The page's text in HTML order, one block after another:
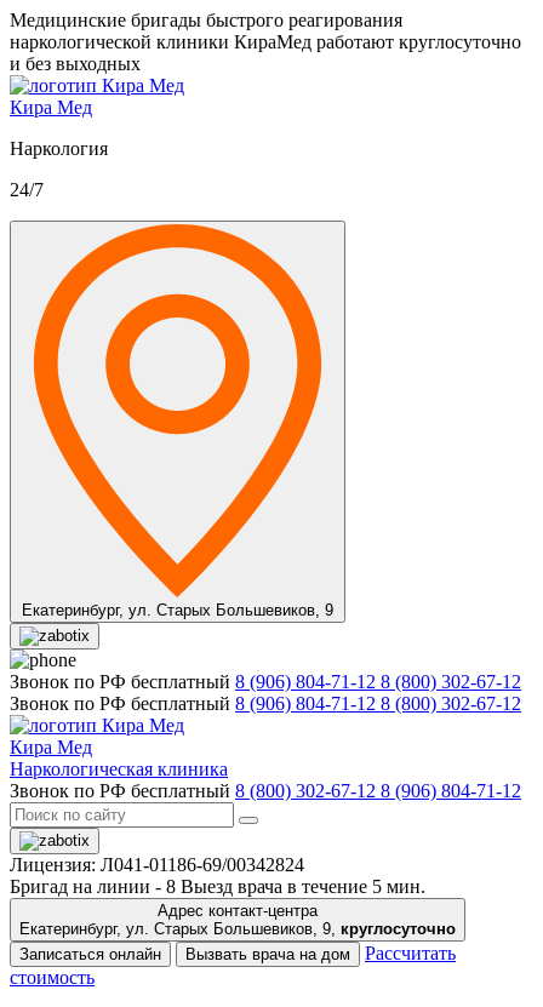
Медицинские бригады быстрого реагирования
наркологической клиники КираМед работают круглосуточно
и без выходных
Кира Мед
Наркология
24/7
Екатеринбург, ул. Старых Большевиков, 9
Звонок по РФ бесплатный 8 (906) 804-71-12 8 (800) 302-67-12
Звонок по РФ бесплатный 8 (906) 804-71-12 8 (800) 302-67-12
Кира Мед
Наркологическая клиника
Звонок по РФ бесплатный 8 (800) 302-67-12 8 (906) 804-71-12
Лицензия: Л041-01186-69/00342824
Бригад на линии - 8 Выезд врача в течение 5 мин.
Адрес контакт-центра
Екатеринбург, ул. Старых Большевиков, 9, круглосуточно
Записаться онлайн
Вызвать врача на дом
Рассчитать
стоимость